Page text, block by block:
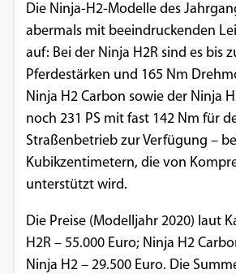
Die Ninja-H2-Modelle des
abermals mit beeindruckenden
auf: Bei der Ninja H2R sind es bis
Pferdestärken und 165 Nm
Ninja H2 Carbon sowie der Ninja
noch 231 PS mit fast 142 Nm für
Straßenbetrieb zur Verfügung –
Kubikzentimetern, die von
unterstützt wird.
Die Preise (Modelljahr 2020) laut
H2R – 55.000 Euro; Ninja H2
Ninja H2 – 29.500 Euro. Die
EXTERNE MEDIEN
Um Inhalte von
Social Media Plattformen
Medien Cookies gesetzt.
Vimeo